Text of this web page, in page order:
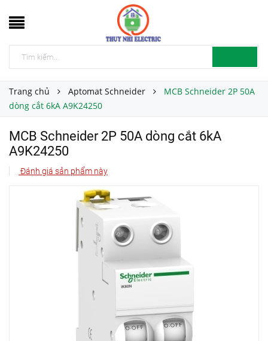
Trang chủ Aptomat Schneider
MCB Schneider 2P 50A
dòng cắt 6kA A9K24250
MCB Schneider 2P 50A dòng cắt 6kA
A9K24250
Đánh giá sản phẩm này